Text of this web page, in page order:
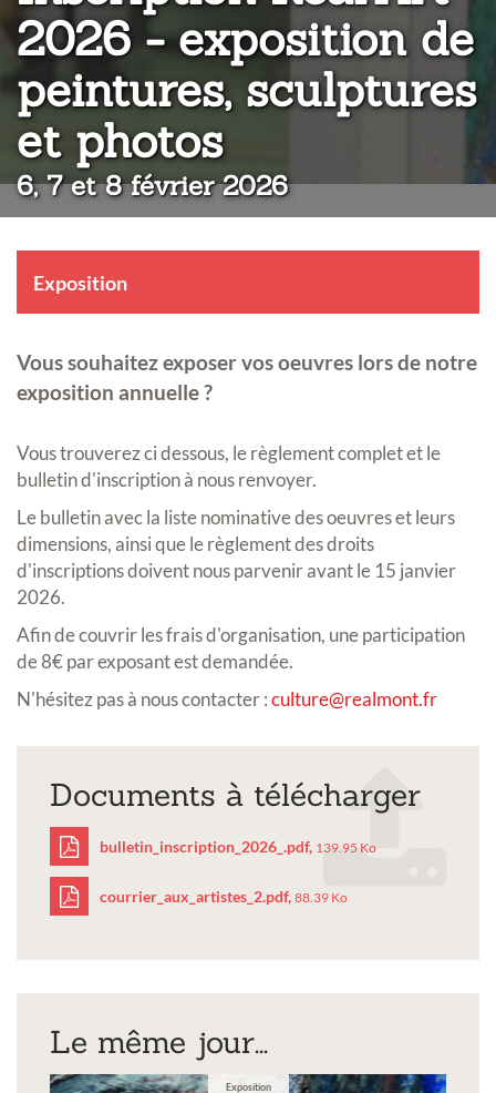
2026 - exposition de
peintures, sculptures
et photos:
6, 7 et 8 février 2026
Exposition
Vous souhaitez exposer vos oeuvres lors de notre
exposition annuelle ?
Vous trouverez ci dessous, le règlement complet et le
bulletin d'inscription à nous renvoyer.
Le bulletin avec la liste nominative des oeuvres et leurs
dimensions, ainsi que le règlement des droits
d'inscriptions doivent nous parvenir avant le 15 janvier
2026.
Afin de couvrir les frais d'organisation, une participation
de 8€ par exposant est demandée.
N'hésitez pas à nous contacter :culture@realmont.fr
Documents à télécharger
bulletin_inscription_2026_.pdf, 139.95 Ko
courrier_aux_artistes_2.pdf, 88.39 Ko
Le même jour...
Exposition